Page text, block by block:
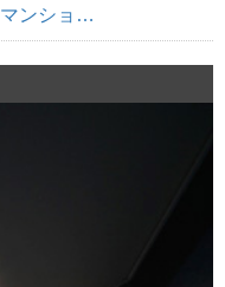
ンショ…